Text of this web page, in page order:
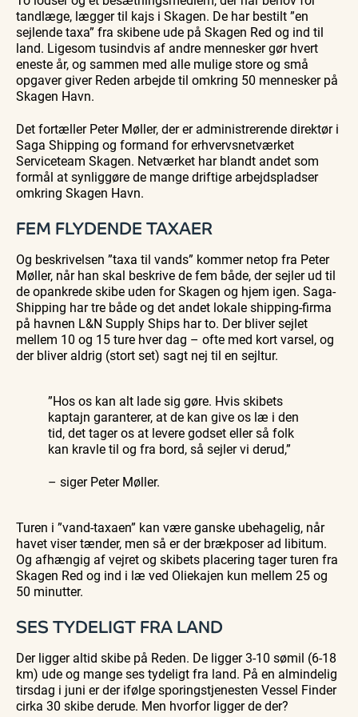
Se events
med
Bedford
bussen
fra 1937
9. aug.
med
Bedford
bussen
fra 1937
med
tandlæge, lægger til kajs i Skagen. De har bestilt ”en
sejlende taxa” fra skibene ude på Skagen Red og ind til
land. Ligesom tusindvis af andre mennesker gør hvert
eneste år, og sammen med alle mulige store og små
opgaver giver Reden arbejde til omkring 50 mennesker på
Skagen Havn.
Det fortæller Peter Møller, der er administrerende direktør i
Saga Shipping og formand for erhvervsnetværket
Serviceteam Skagen. Netværket har blandt andet som
formål at synliggøre de mange driftige arbejdspladser
omkring Skagen Havn.
FEM FLYDENDE TAXAER
Og beskrivelsen ”taxa til vands” kommer netop fra Peter
Møller, når han skal beskrive de fem både, der sejler ud til
de opankrede skibe uden for Skagen og hjem igen. Saga-
Shipping har tre både og det andet lokale shipping-firma
på havnen L&N Supply Ships har to. Der bliver sejlet
mellem 10 og 15 ture hver dag – ofte med kort varsel, og
der bliver aldrig (stort set) sagt nej til en sejltur.
”Hos os kan alt lade sig gøre. Hvis skibets
kaptajn garanterer, at de kan give os læ i den
tid, det tager os at levere godset eller så folk
kan kravle til og fra bord, så sejler vi derud,”
– siger Peter Møller.
Turen i ”vand-taxaen” kan være ganske ubehagelig, når
havet viser tænder, men så er der brækposer ad libitum.
Og afhængig af vejret og skibets placering tager turen fra
Skagen Red og ind i læ ved Oliekajen kun mellem 25 og
50 minutter.
SES TYDELIGT FRA LAND
Der ligger altid skibe på Reden. De ligger 3-10 sømil (6-18
km) ude og mange ses tydeligt fra land. På en almindelig
tirsdag i juni er der ifølge sporingstjenesten Vessel Finder
cirka 30 skibe derude. Men hvorfor ligger de der?